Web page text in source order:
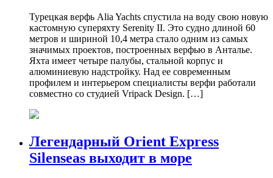
Турецкая верфь Alia Yachts спустила на воду свою новую
кастомную суперяхту Serenity II. Это судно длиной 60
метров и шириной 10,4 метра стало одним из самых
значимых проектов, построенных верфью в Анталье.
Яхта имеет четыре палубы, стальной корпус и
алюминиевую надстройку. Над ее современным
профилем и интерьером специалисты верфи работали
совместно со студией Vripack Design. […]
Легендарный Orient Express
Silenseas выходит в море